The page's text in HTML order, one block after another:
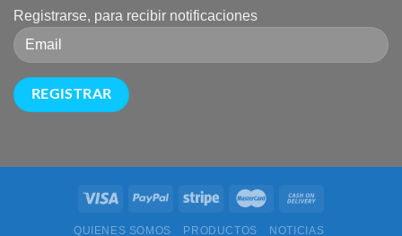
Registrarse, para recibir notificaciones
QUIENES SOMOS PRODUCTOS NOTICIAS